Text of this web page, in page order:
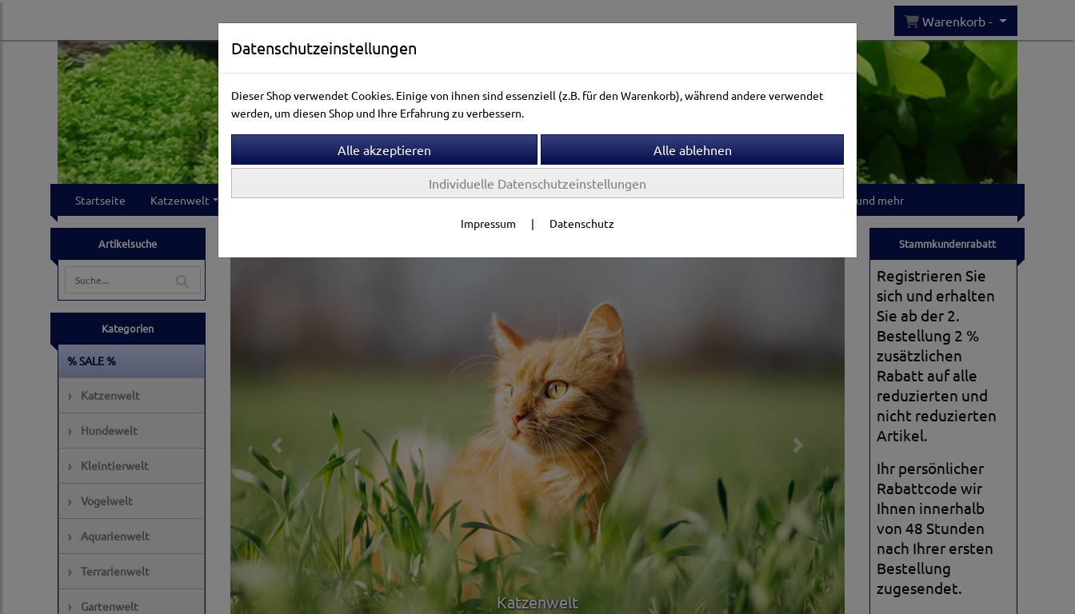
Warenkorb -
Startseite Katzenwelt Hundewelt Kleintierwelt Vogelwelt Aquarienwelt Terrarienwelt Gartenwelt T-shirts und mehr
Artikelsuche
Kategorien
% SALE %
› Katzenwelt
› Hundewelt
› Kleintierwelt
› Vogelwelt
› Aquarienwelt
› Terrarienwelt
› Gartenwelt Katzenwelt
Previous Next
Stammkundenrabatt
Registrieren Sie
sich und erhalten
Sie ab der 2.
Bestellung 2 %
zusätzlichen
Rabatt auf alle
reduzierten und
nicht reduzierten
Artikel.
Ihr persönlicher
Rabattcode wir
Ihnen innerhalb
von 48 Stunden
nach Ihrer ersten
Bestellung
zugesendet.
Datenschutzeinstellungen
Dieser Shop verwendet Cookies. Einige von ihnen sind essenziell (z.B. für den Warenkorb), während andere verwendet
werden, um diesen Shop und Ihre Erfahrung zu verbessern.
Individuelle Datenschutzeinstellungen
Impressum | Datenschutz